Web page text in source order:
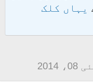
یہاں کلک
2014